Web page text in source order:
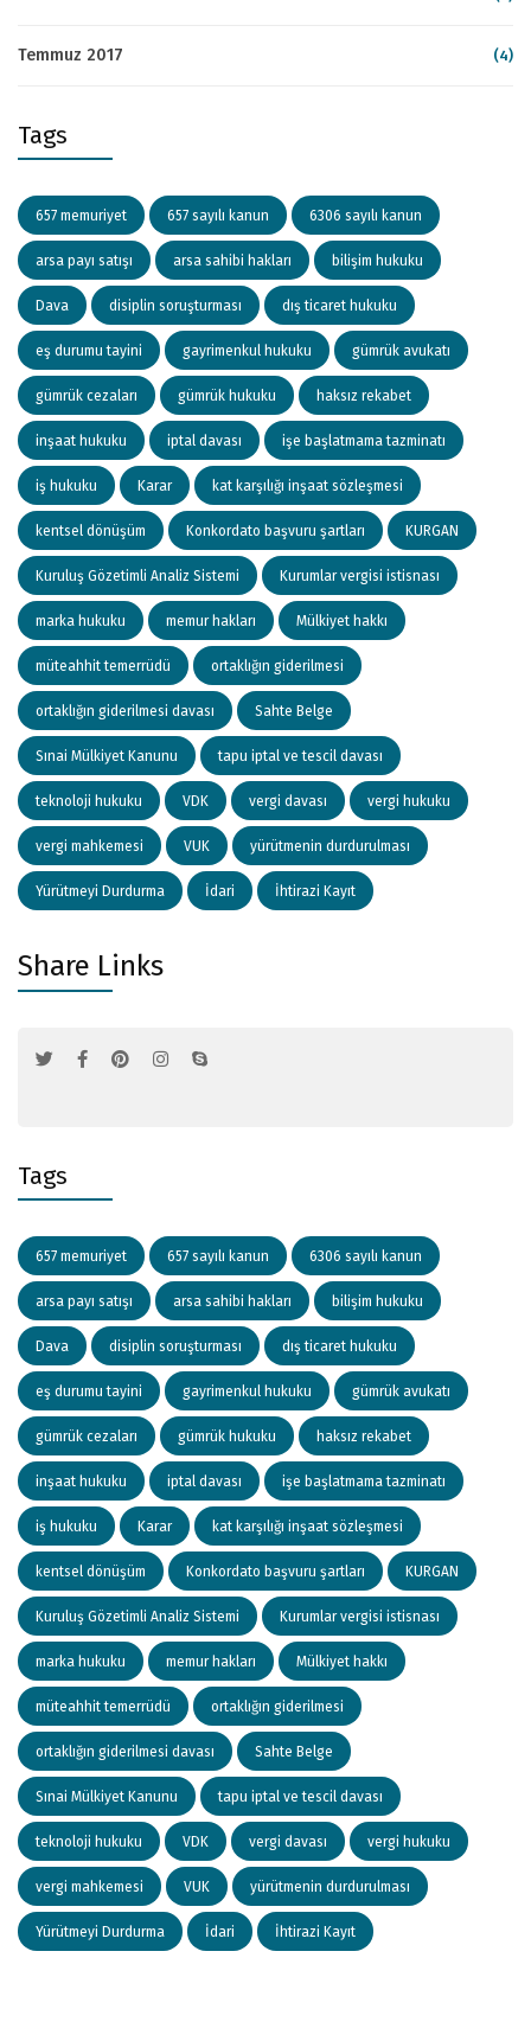
Temmuz 2017 (4)
Tags
657 memuriyet 657 sayılı kanun 6306 sayılı kanun
arsa payı satışı arsa sahibi hakları bilişim hukuku
Dava disiplin soruşturması dış ticaret hukuku
eş durumu tayini gayrimenkul hukuku gümrük avukatı
gümrük cezaları gümrük hukuku haksız rekabet
inşaat hukuku iptal davası işe başlatmama tazminatı
iş hukuku Karar kat karşılığı inşaat sözleşmesi
kentsel dönüşüm Konkordato başvuru şartları KURGAN
Kuruluş Gözetimli Analiz Sistemi Kurumlar vergisi istisnası
marka hukuku memur hakları Mülkiyet hakkı
müteahhit temerrüdü ortaklığın giderilmesi
ortaklığın giderilmesi davası Sahte Belge
Sınai Mülkiyet Kanunu tapu iptal ve tescil davası
teknoloji hukuku VDK vergi davası vergi hukuku
vergi mahkemesi VUK yürütmenin durdurulması
Yürütmeyi Durdurma İdari İhtirazi Kayıt
Share Links
Tags
657 memuriyet 657 sayılı kanun 6306 sayılı kanun
arsa payı satışı arsa sahibi hakları bilişim hukuku
Dava disiplin soruşturması dış ticaret hukuku
eş durumu tayini gayrimenkul hukuku gümrük avukatı
gümrük cezaları gümrük hukuku haksız rekabet
inşaat hukuku iptal davası işe başlatmama tazminatı
iş hukuku Karar kat karşılığı inşaat sözleşmesi
kentsel dönüşüm Konkordato başvuru şartları KURGAN
Kuruluş Gözetimli Analiz Sistemi Kurumlar vergisi istisnası
marka hukuku memur hakları Mülkiyet hakkı
müteahhit temerrüdü ortaklığın giderilmesi
ortaklığın giderilmesi davası Sahte Belge
Sınai Mülkiyet Kanunu tapu iptal ve tescil davası
teknoloji hukuku VDK vergi davası vergi hukuku
vergi mahkemesi VUK yürütmenin durdurulması
Yürütmeyi Durdurma İdari İhtirazi Kayıt